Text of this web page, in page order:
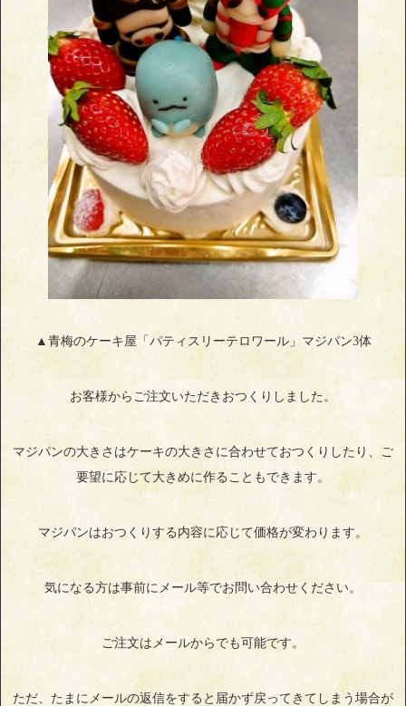
▲青梅のケーキ屋「パティスリーテロワール」マジパン3体
お客様からご注文いただきおつくりしました。
マジパンの大きさはケーキの大きさに合わせておつくりしたり、ご
要望に応じて大きめに作ることもできます。
マジパンはおつくりする内容に応じて価格が変わります。
気になる方は事前にメール等でお問い合わせください。
ご注文はメールからでも可能です。
ただ、たまにメールの返信をすると届かず戻ってきてしまう場合が